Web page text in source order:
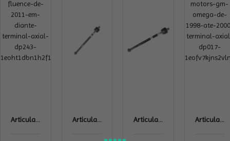
Articula... Articula... Articula... Articula...